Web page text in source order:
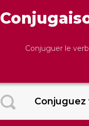
Conjuguer le